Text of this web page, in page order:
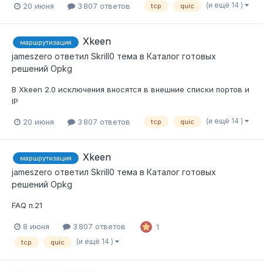
20 июня 3 807 ответов tcp quic (и ещё 14 )
маршрутизация Xkeen
jameszero ответил Skrill0 тема в Каталог готовых
решений Opkg
В Xkeen 2.0 исключения вносятся в внешние списки портов и
IP
20 июня 3 807 ответов tcp quic (и ещё 14 )
маршрутизация Xkeen
jameszero ответил Skrill0 тема в Каталог готовых
решений Opkg
FAQ п.21
8 июня 3 807 ответов 1
tcp quic (и ещё 14 )